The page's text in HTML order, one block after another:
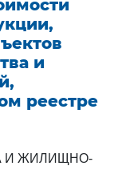
и
реестре
И ЖИЛИЩНО-